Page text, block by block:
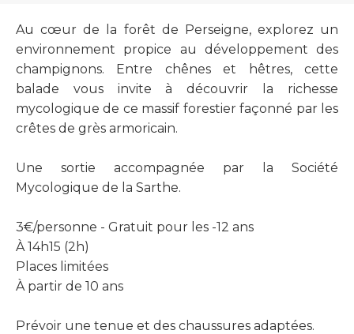
Au cœur de la forêt de Perseigne, explorez un
environnement propice au développement des
champignons. Entre chênes et hêtres, cette
balade vous invite à découvrir la richesse
mycologique de ce massif forestier façonné par les
crêtes de grès armoricain.
Une sortie accompagnée par la Société
Mycologique de la Sarthe.
3€/personne - Gratuit pour les -12 ans
À 14h15 (2h)
Places limitées
À partir de 10 ans
Prévoir une tenue et des chaussures adaptées.